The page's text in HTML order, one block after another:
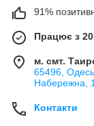
91%
Працює з
м. смт.
65496,
Набережна,
Контакти